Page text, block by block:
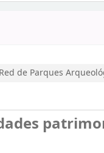
de Parques